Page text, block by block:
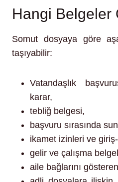
Hangi Belgeler
Somut dosyaya göre
taşıyabilir:
Vatandaşlık
karar,
tebliğ belgesi,
başvuru sırasında
ikamet izinleri ve giriş-
gelir ve çalışma
aile bağlarını